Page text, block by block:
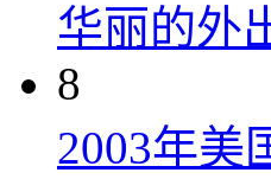
华丽的外
8
2003年美